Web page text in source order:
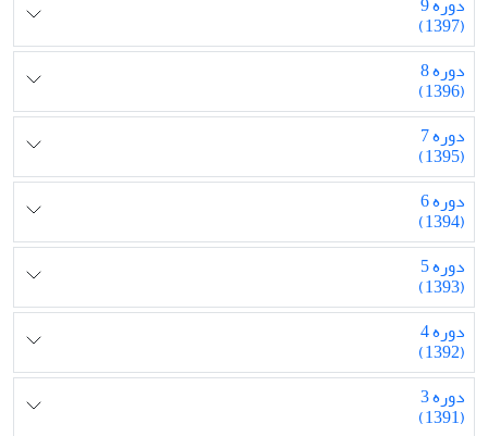
(1397)
دوره 8
(1396)
دوره 7
(1395)
دوره 6
(1394)
دوره 5
(1393)
دوره 4
(1392)
دوره 3
(1391)